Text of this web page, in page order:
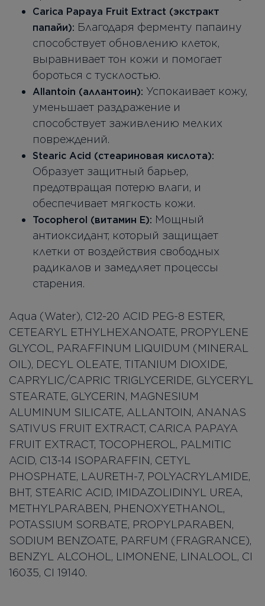
Carica Papaya Fruit Extract (экстракт
папайи): Благодаря ферменту папаину
способствует обновлению клеток,
выравнивает тон кожи и помогает
бороться с тусклостью.
Allantoin (аллантоин): Успокаивает кожу,
уменьшает раздражение и
способствует заживлению мелких
повреждений.
Stearic Acid (стеариновая кислота):
Образует защитный барьер,
предотвращая потерю влаги, и
обеспечивает мягкость кожи.
Tocopherol (витамин Е): Мощный
антиоксидант, который защищает
клетки от воздействия свободных
радикалов и замедляет процессы
старения.
Aqua (Water), C12-20 ACID PEG-8 ESTER,
CETEARYL ETHYLHEXANOATE, PROPYLENE
GLYCOL, PARAFFINUM LIQUIDUM (MINERAL
OIL), DECYL OLEATE, TITANIUM DIOXIDE,
CAPRYLIC/CAPRIC TRIGLYCERIDE, GLYCERYL
STEARATE, GLYCERIN, MAGNESIUM
ALUMINUM SILICATE, ALLANTOIN, ANANAS
SATIVUS FRUIT EXTRACT, CARICA PAPAYA
FRUIT EXTRACT, TOCOPHEROL, PALMITIC
ACID, C13-14 ISOPARAFFIN, CETYL
PHOSPHATE, LAURETH-7, POLYACRYLAMIDE,
BHT, STEARIC ACID, IMIDAZOLIDINYL UREA,
METHYLPARABEN, PHENOXYETHANOL,
POTASSIUM SORBATE, PROPYLPARABEN,
SODIUM BENZOATE, PARFUM (FRAGRANCE),
BENZYL ALCOHOL, LIMONENE, LINALOOL, CI
16035, CI 19140.